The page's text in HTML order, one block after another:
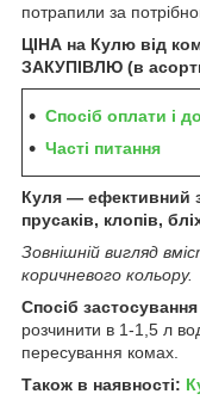
потрапили за
ЦІНА на Кулю від
ЗАКУПІВЛЮ (в
Спосіб оплати і
Часті питання
Куля — ефективний
прусаків, клопів,
Зовнішній вигляд
коричневого кольору.
Спосіб
розчинити в 1-1,5 л
пересування комах.
Також в наявності: